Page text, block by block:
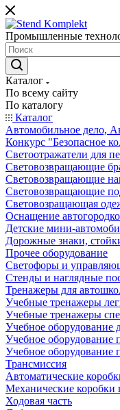
Промышленные
Каталог
По всему сайту
По каталогу
Каталог
Автомобильное дело,
Конкурс "Безопасное
Светоотражатели для
Световозвращающие
Световозвращающие
Световозвращающие
Световозращающая
Оснащение
Детские мини-
Дорожные знаки,
Прочее оборудование
Светофоры и
Стенды и наглядные
Тренажеры для
Учебные тренажеры
Учебные тренажеры
Учебное оборудование
Учебное
Учебное оборудование
Трансмиссия
Автоматические
Механические коробки
Ходовая часть